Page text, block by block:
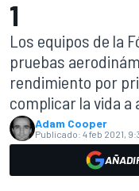
1
Los equipos de la
pruebas
rendimiento por
complicar la vida a
Adam Cooper
Publicado: 4 feb 2021,